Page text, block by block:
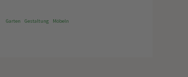
Garten Gestaltung Möbeln